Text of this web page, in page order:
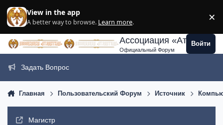
View in the app
A better way to browse. Learn more. ×
Ассоциация
Официальный Форум
Войти
Задать Вопрос
Главная Пользовательский Форум Источник
Магистр